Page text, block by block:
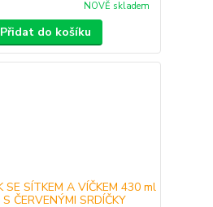
NOVĚ skladem
Přidat do košíku